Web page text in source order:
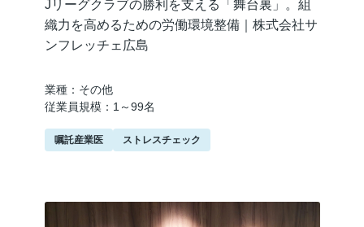
Jリーグクラブの勝利を支える「舞台裏」。組
織力を高めるための労働環境整備｜株式会社サ
ンフレッチェ広島
業種：その他
従業員規模：1～99名
嘱託産業医 ストレスチェック